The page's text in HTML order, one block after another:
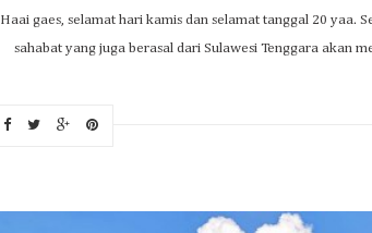
Haai gaes, selamat hari kamis dan selamat tanggal 20 yaa.
sahabat yang juga berasal dari Sulawesi Tenggara akan